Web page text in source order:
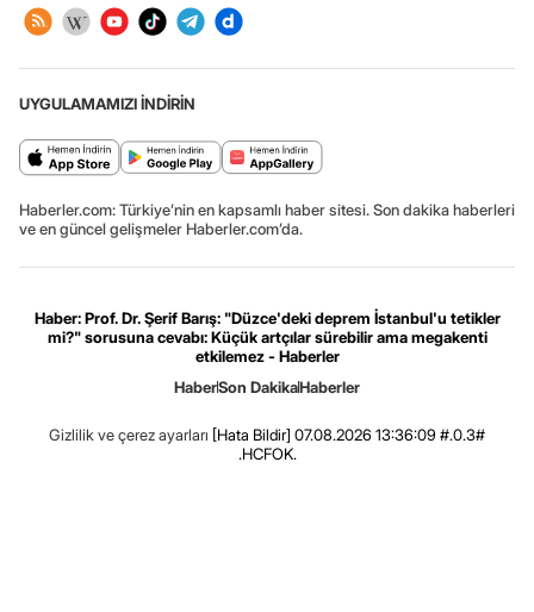
UYGULAMAMIZI İNDİRİN
Haberler.com: Türkiye’nin en kapsamlı haber sitesi. Son dakika haberleri
ve en güncel gelişmeler Haberler.com’da.
Haber: Prof. Dr. Şerif Barış: "Düzce'deki deprem İstanbul'u tetikler
mi?" sorusuna cevabı: Küçük artçılar sürebilir ama megakenti
etkilemez - Haberler
HaberSon DakikaHaberler
Gizlilik ve çerez ayarları [Hata Bildir] 07.08.2026 13:36:09 #.0.3#
.HCFOK.